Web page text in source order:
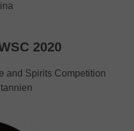
2020
and Spirits Competition